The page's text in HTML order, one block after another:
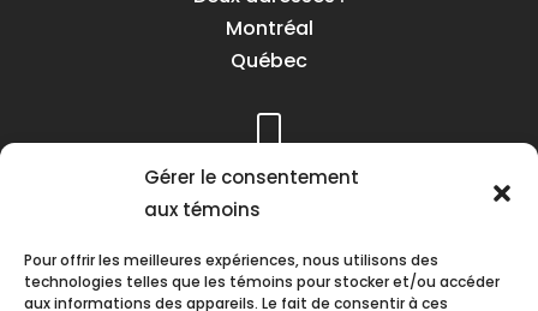
Gérer le consentement
aux témoins
Pour offrir les meilleures expériences, nous utilisons des
technologies telles que les témoins pour stocker et/ou accéder
aux informations des appareils. Le fait de consentir à ces
Montréal
Québec
Téléphone :
(418) 622-1001